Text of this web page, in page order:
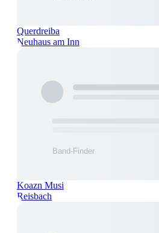
Querdreiba
Neuhaus am Inn
Koazn Musi
Reisbach